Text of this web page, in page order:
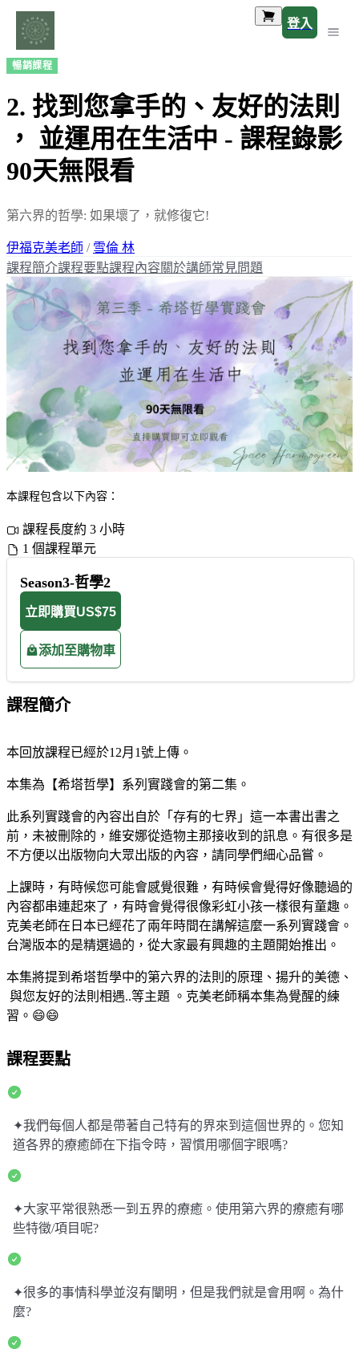
登入
暢銷課程
2. 找到您拿手的、友好的法則
， 並運用在生活中 - 課程錄影
90天無限看
第六界的哲學: 如果壞了，就修復它!
伊福克美老師 / 雪倫 林
課程簡介課程要點課程內容關於講師常見問題
本課程包含以下內容：
課程長度約 3 小時
1 個課程單元
Season3-哲學2
立即購買US$75
添加至購物車
課程簡介
本回放課程已經於12月1號上傳。
本集為【希塔哲學】系列實踐會的第二集。
此系列實踐會的內容出自於「存有的七界」這一本書出書之
前，未被刪除的，維安娜從造物主那接收到的訊息。有很多是
不方便以出版物向大眾出版的內容，請同學們細心品嘗。
上課時，有時候您可能會感覺很難，有時候會覺得好像聽過的
內容都串連起來了，有時會覺得很像彩虹小孩一樣很有童趣。
克美老師在日本已經花了兩年時間在講解這麼一系列實踐會。
台灣版本的是精選過的，從大家最有興趣的主題開始推出。
本集將提到希塔哲學中的第六界的法則的原理、揚升的美德、
與您友好的法則相遇..等主題 。克美老師稱本集為覺醒的練
習。😄😄
課程要點
✦我們每個人都是帶著自己特有的界來到這個世界的。您知
道各界的療癒師在下指令時，習慣用哪個字眼嗎?
✦大家平常很熟悉一到五界的療癒。使用第六界的療癒有哪
些特徵/項目呢?
✦很多的事情科學並沒有闡明，但是我們就是會用啊。為什
麼?